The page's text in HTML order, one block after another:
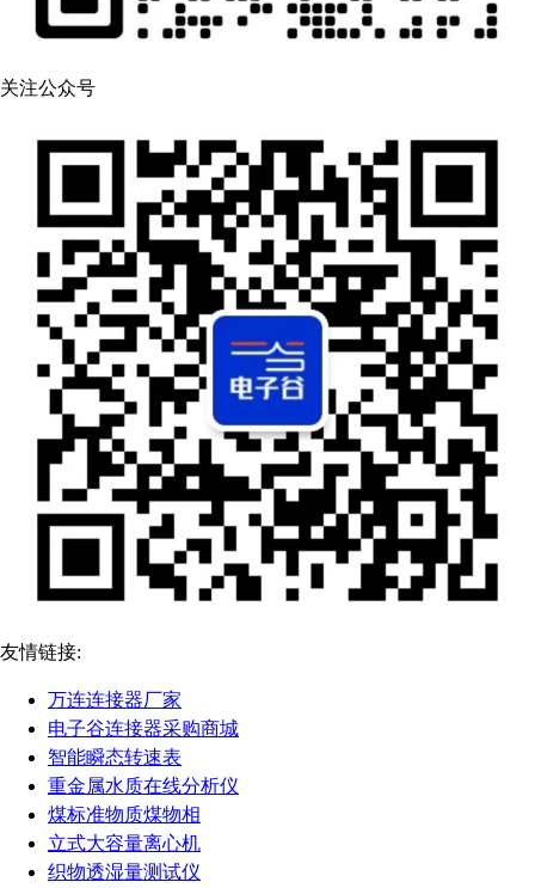
关注公众号
友情链接:
万连连接器厂家
电子谷连接器采购商城
智能瞬态转速表
重金属水质在线分析仪
煤标准物质煤物相
立式大容量离心机
织物透湿量测试仪